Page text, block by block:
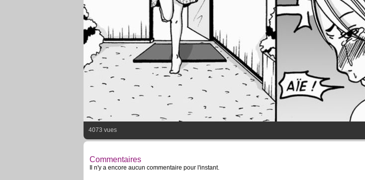
4073 vues
Commentaires
Il n'y a encore aucun commentaire pour l'instant.